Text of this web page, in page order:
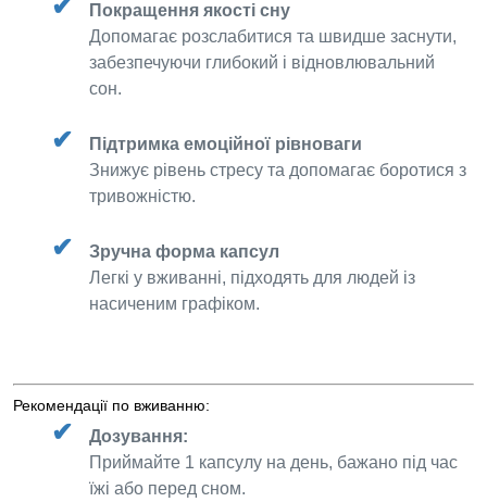
Покращення якості сну
Допомагає розслабитися та швидше заснути,
забезпечуючи глибокий і відновлювальний
сон.
Підтримка емоційної рівноваги
Знижує рівень стресу та допомагає боротися з
тривожністю.
Зручна форма капсул
Легкі у вживанні, підходять для людей із
насиченим графіком.
Рекомендації по вживанню:
Дозування:
Приймайте 1 капсулу на день, бажано під час
їжі або перед сном.